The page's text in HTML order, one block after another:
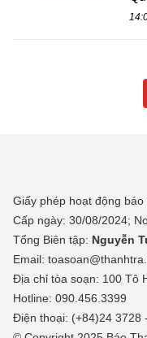
Giấy phép hoạt động
Cấp ngày: 30/08/2024;
Tổng Biên tập: Nguyễn
Email:
Địa chỉ tòa soạn: 100 Tô
Hotline: 090.456.3399
Điện thoại: (+84)24 3728